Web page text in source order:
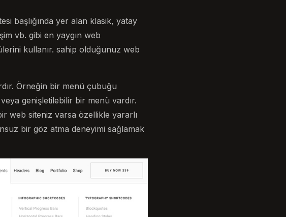
başlığında yer alan klasik, yatay
vb. gibi en yaygın web
kullanır. sahip olduğunuz web
Örneğin bir menü çubuğu
genişletilebilir bir menü vardır.
web siteniz varsa özellikle yararlı
bir göz atma deneyimi sağlamak